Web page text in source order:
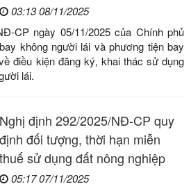
03:13 08/11/2025
CP ngày 05/11/2025 của Chính phủ
không người lái và phương tiện bay
điều kiện đăng ký, khai thác sử dụng
lái.
Nghị định 292/2025/NĐ-CP quy
định đối tượng, thời hạn miễn
thuế sử dụng đất nông nghiệp
05:17 07/11/2025